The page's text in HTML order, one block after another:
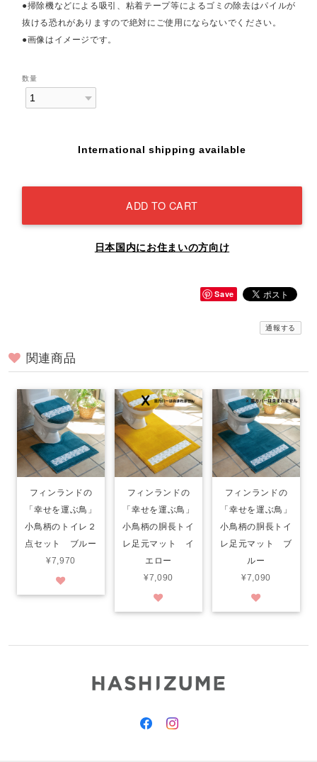
●掃除機などによる吸引、粘着テープ等によるゴミの除去はパイルが
抜ける恐れがありますので絶対にご使用にならないでください。
●画像はイメージです。
数量
International shipping available
ADD TO CART
日本国内にお住まいの方向け
Save
通報する
関連商品
フィンランドの
「幸せを運ぶ鳥」
小鳥柄のトイレ２
点セット ブルー
¥7,970
フィンランドの
「幸せを運ぶ鳥」
小鳥柄の胴長トイ
レ足元マット イ
エロー
¥7,090
フィンランドの
「幸せを運ぶ鳥」
小鳥柄の胴長トイ
レ足元マット ブ
ルー
¥7,090